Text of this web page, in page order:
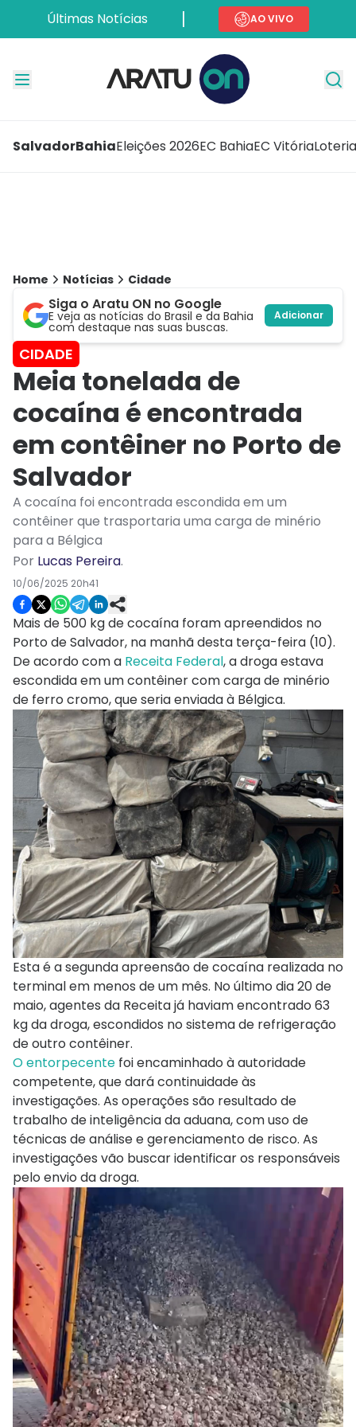
Últimas Notícias AO VIVO
SalvadorBahiaEleições 2026EC BahiaEC Vitória
Home Notícias Cidade
Siga o Aratu ON no Google
E veja as notícias do Brasil e da Bahia
com destaque nas suas buscas.
Adicionar
CIDADE
Meia tonelada de
cocaína é encontrada
em contêiner no Porto de
Salvador
A cocaína foi encontrada escondida em um
contêiner que trasportaria uma carga de minério
para a Bélgica
Por Lucas Pereira.
10/06/2025 20h41
Mais de 500 kg de cocaína foram apreendidos no
Porto de Salvador, na manhã desta terça-feira (10).
De acordo com a Receita Federal, a droga estava
escondida em um contêiner com carga de minério
de ferro cromo, que seria enviada à Bélgica.
Esta é a segunda apreensão de cocaína realizada no
terminal em menos de um mês. No último dia 20 de
maio, agentes da Receita já haviam encontrado 63
kg da droga, escondidos no sistema de refrigeração
de outro contêiner.
O entorpecente foi encaminhado à autoridade
competente, que dará continuidade às
investigações. As operações são resultado de
trabalho de inteligência da aduana, com uso de
técnicas de análise e gerenciamento de risco. As
investigações vão buscar identificar os responsáveis
pelo envio da droga.